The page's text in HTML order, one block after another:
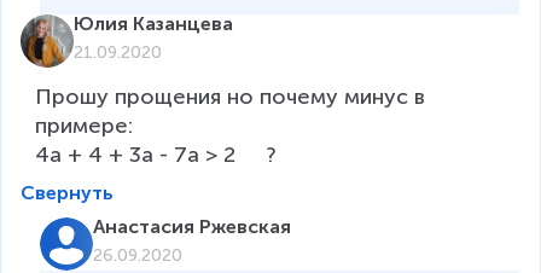
Юлия Казанцева
21.09.2020
Прошу прощения но почему минус в
примере:
4a + 4 + 3a - 7a > 2     ?
Свернуть
Анастасия Ржевская
26.09.2020